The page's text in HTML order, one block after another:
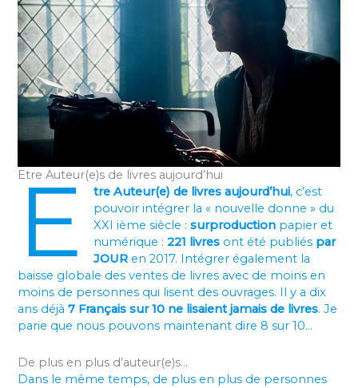
Etre Auteur(e)s de livres aujourd’hui
E tre Auteur(e) de livres aujourd’hui, c’est
pouvoir intégrer la « nouvelle donne » du
XXI ième siècle : surproductionpapier et
numérique : 221 livresont été publiéspar
JOURen 2017. Intégrer également la
baisse globale des ventes de livres avec de moins en
moins de personnes qui lisent des ouvrages. Il y a dix
ans déjà7 Français sur 10 ne lisaient jamais de livres. Je
parie que nous pouvons maintenant dire 8 sur 10…
De plus en plus d’auteur(e)s…
Dans le même temps, de plus en plus de personnes